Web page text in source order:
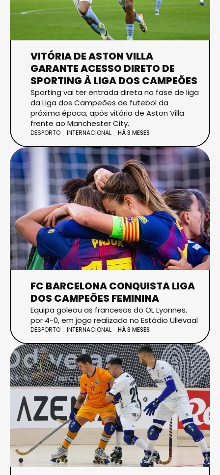
VITÓRIA DE ASTON VILLA
GARANTE ACESSO DIRETO DE
SPORTING À LIGA DOS CAMPEÕES
Sporting vai ter entrada direta na fase de liga
da Liga dos Campeões de futebol da
próxima época, após vitória de Aston Villa
frente ao Manchester City.
DESPORTO INTERNACIONAL HÁ 3 MESES
FC BARCELONA CONQUISTA LIGA
DOS CAMPEÕES FEMININA
Equipa goleou as francesas do OL Lyonnes,
por 4-0, em jogo realizado no Estádio Ullevaal
DESPORTO INTERNACIONAL HÁ 3 MESES